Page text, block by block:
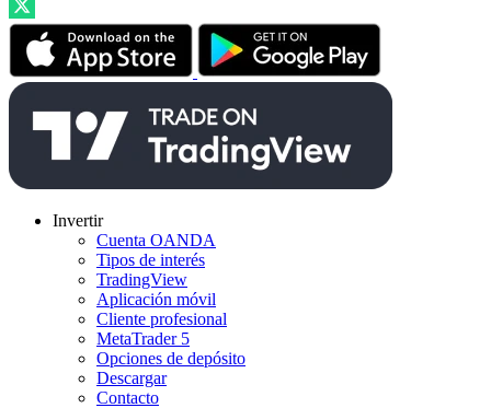
Invertir
Cuenta OANDA
Tipos de interés
TradingView
Aplicación móvil
Cliente profesional
MetaTrader 5
Opciones de depósito
Descargar
Contacto